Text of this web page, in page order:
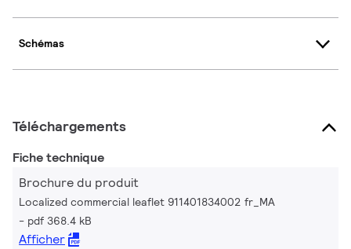
Schémas
Téléchargements
Fiche technique
Brochure du produit
Localized commercial leaflet 911401834002 fr_MA
pdf 368.4 kB
Afficher